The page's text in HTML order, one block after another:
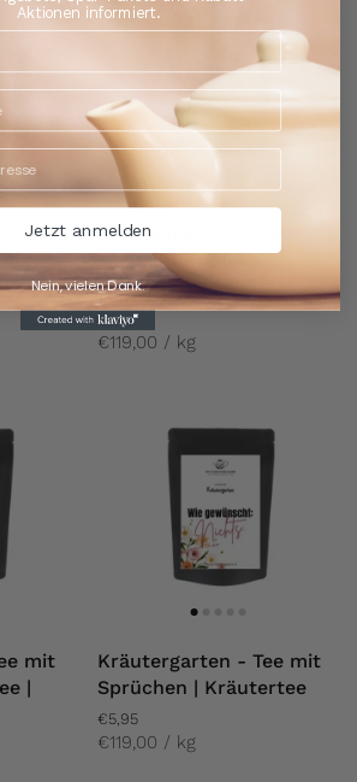
- Tee
Gentleman's Toffee® -
Tee mit Sprüchen |
Schwarztee | Aroma
€5,95
€119,00 / kg
mit
|
Kräutergarten - Tee mit
Sprüchen | Kräutertee
€5,95
€119,00 / kg
Aktionen informiert.
Jetzt anmelden
Nein, vielen Dank.